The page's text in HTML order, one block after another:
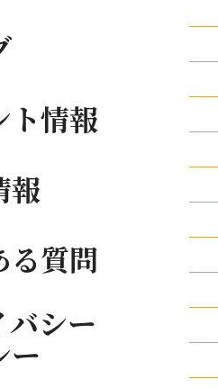
ト情報
報
る質問
バシー
ー